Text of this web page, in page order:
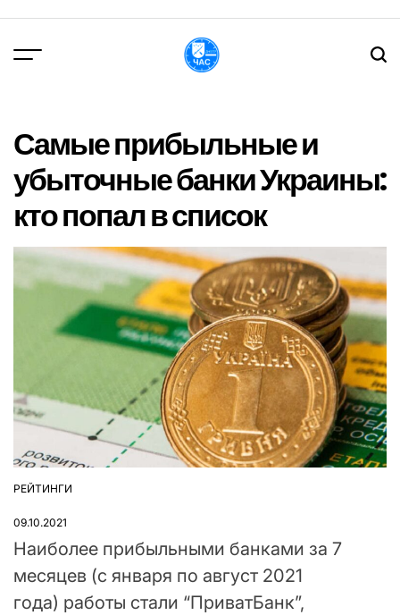
вмісту
Самые прибыльные и
убыточные банки Украины:
кто попал в список
ОПУБЛІКУВАТИ
РЕЙТИНГИ
09.10.2021
Наиболее прибыльными банками за 7
месяцев (с января по август 2021
года) работы стали “ПриватБанк”,